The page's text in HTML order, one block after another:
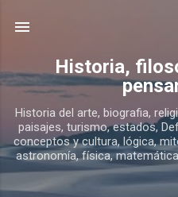
Historia,
Historia del arte, biografia,
paisajes, turismo, estados,
conceptos y cultura, lógica,
astronomía, física,